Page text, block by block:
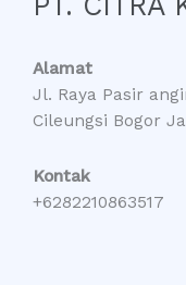
Alamat
Jl. Raya Pasir
Cileungsi Bogor
Kontak
+6282210863517